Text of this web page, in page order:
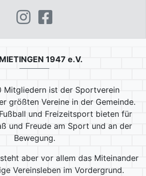
1947 e.V.
Mitgliedern ist der Sportverein
größten Vereine in der Gemeinde.
und Freizeitsport bieten für
und Freude am Sport und an der
Bewegung.
aber vor allem das Miteinander
Vereinsleben im Vordergrund.